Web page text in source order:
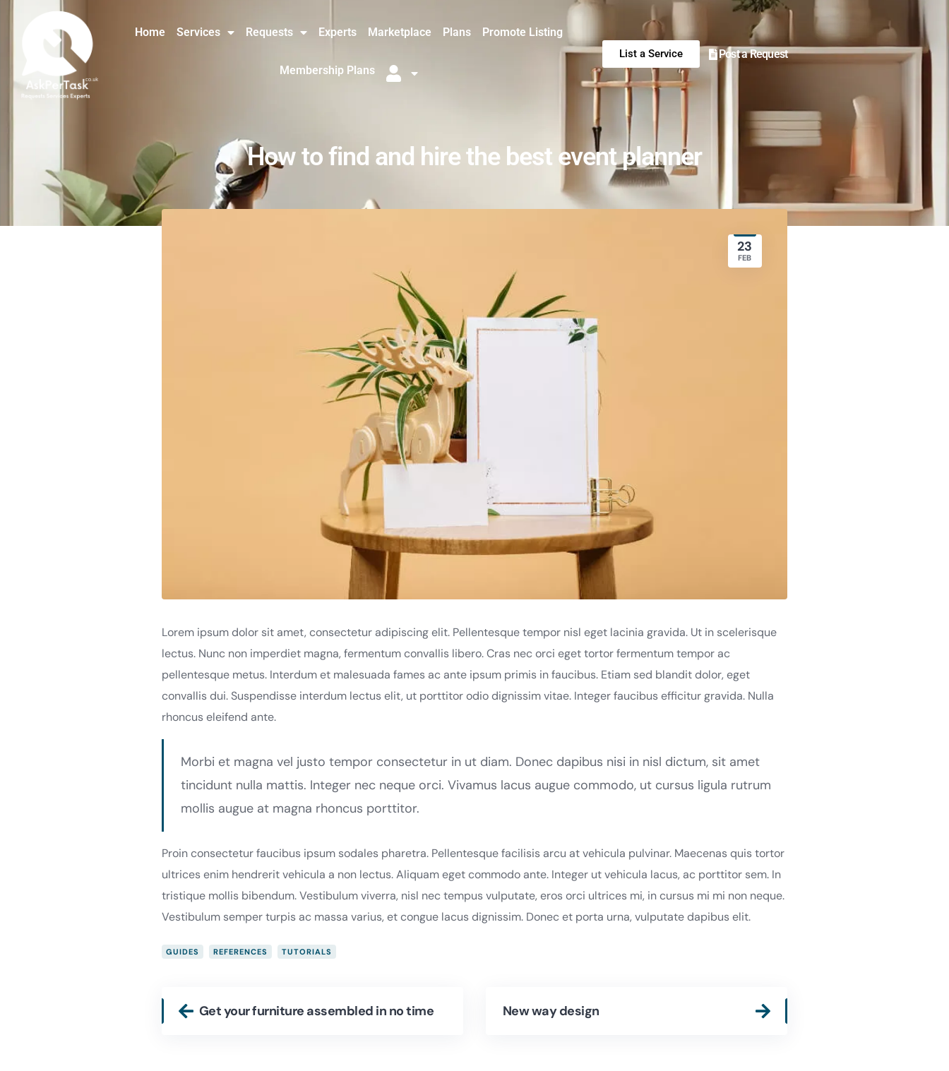
Home Services Requests Experts Marketplace Plans Promote Listing
Membership Plans
List a Service Post a Request
How to find and hire the best event planner
23
FEB
Lorem ipsum dolor sit amet, consectetur adipiscing elit. Pellentesque tempor nisl eget lacinia gravida. Ut in scelerisque
lectus. Nunc non imperdiet magna, fermentum convallis libero. Cras nec orci eget tortor fermentum tempor ac
pellentesque metus. Interdum et malesuada fames ac ante ipsum primis in faucibus. Etiam sed blandit dolor, eget
convallis dui. Suspendisse interdum lectus elit, ut porttitor odio dignissim vitae. Integer faucibus efficitur gravida. Nulla
rhoncus eleifend ante.
Morbi et magna vel justo tempor consectetur in ut diam. Donec dapibus nisi in nisl dictum, sit amet
tincidunt nulla mattis. Integer nec neque orci. Vivamus lacus augue commodo, ut cursus ligula rutrum
mollis augue at magna rhoncus porttitor.
Proin consectetur faucibus ipsum sodales pharetra. Pellentesque facilisis arcu at vehicula pulvinar. Maecenas quis tortor
ultrices enim hendrerit vehicula a non lectus. Aliquam eget commodo ante. Integer ut vehicula lacus, ac porttitor sem. In
tristique mollis bibendum. Vestibulum viverra, nisl nec tempus vulputate, eros orci ultrices mi, in cursus mi mi non neque.
Vestibulum semper turpis ac massa varius, et congue lacus dignissim. Donec et porta urna, vulputate dapibus elit.
GUIDES REFERENCES TUTORIALS
Get your furniture assembled in no time New way design